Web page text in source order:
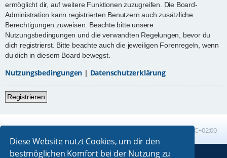
Diese Website nutzt Cookies, um dir den
bestmöglichen Komfort bei der Nutzung zu
ermöglicht dir, auf weitere Funktionen zuzugreifen. Die Board-
Administration kann registrierten Benutzern auch zusätzliche
Berechtigungen zuweisen. Beachte bitte unsere
Nutzungsbedingungen und die verwandten Regelungen, bevor du
dich registrierst. Bitte beachte auch die jeweiligen Forenregeln, wenn
du dich in diesem Board bewegst.
Nutzungsbedingungen | Datenschutzerklärung
Registrieren
UTC+02:00